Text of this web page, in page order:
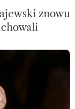
znowu